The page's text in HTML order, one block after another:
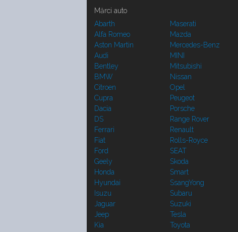
Mărci auto
Abarth
Alfa Romeo
Aston Martin
Audi
Bentley
BMW
Citroen
Cupra
Dacia
DS
Ferrari
Fiat
Ford
Geely
Honda
Hyundai
Isuzu
Jaguar
Jeep
Kia
Maserati
Mazda
Mercedes-Benz
MINI
Mitsubishi
Nissan
Opel
Peugeot
Porsche
Range Rover
Renault
Rolls-Royce
SEAT
Skoda
Smart
SsangYong
Subaru
Suzuki
Tesla
Toyota